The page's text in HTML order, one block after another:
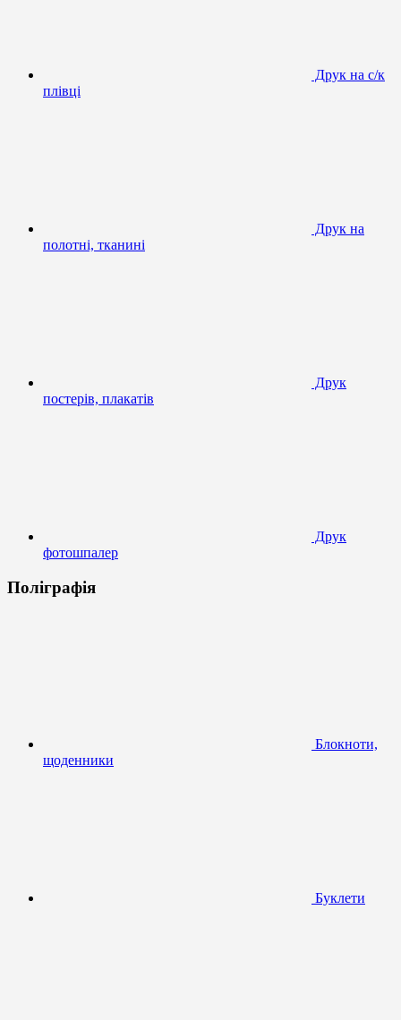
Друк на с/к
плівці
Друк на
полотні, тканині
Друк
постерів, плакатів
Друк
фотошпалер
Поліграфія
Блокноти,
щоденники
Буклети